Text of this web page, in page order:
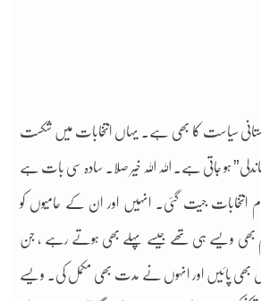
سیاست کا بھی ہے۔ یہاں انتخابات میں شکست
ہو جاتی ہے۔ اللہ اللہ خیر صلا۔ سادہ سی بات ہے
2018 کے عام انتخابات جیت گئی۔ انہیں اور ان کے حامیوں کو
از کم بھی ویسے ہی تھے جیسے پہلے بھی ہوتے رہے ، جن
بھی پائیں اور انہوں نے مدت بھی مکمل کی۔ ویسے